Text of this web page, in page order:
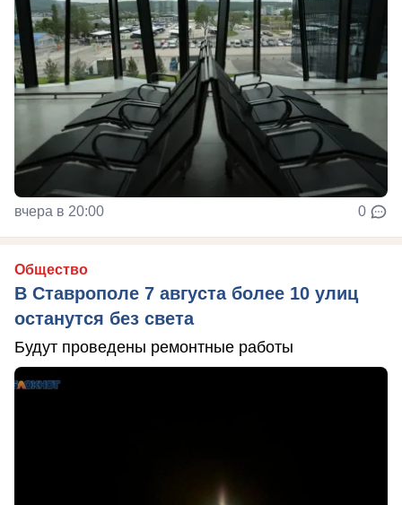
вчера в 20:00 0
Общество
В Ставрополе 7 августа более 10 улиц
останутся без света
Будут проведены ремонтные работы